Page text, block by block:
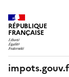
RÉPUBLIQUE
FRANÇAISE